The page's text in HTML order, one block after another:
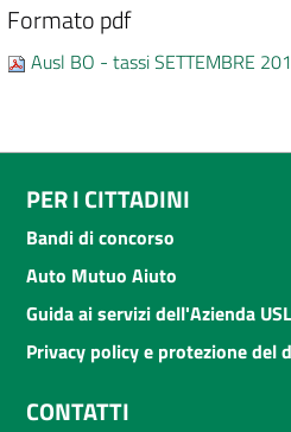
Formato pdf
Ausl BO - tassi SETTEMBRE
PER I CITTADINI
Bandi di concorso
Auto Mutuo Aiuto
Guida ai servizi dell'Azienda
Privacy policy e protezione del
CONTATTI